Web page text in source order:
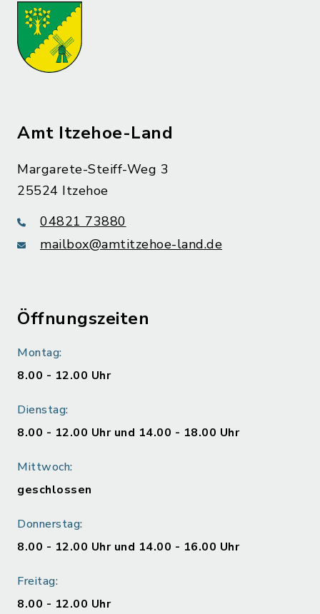
Amt Itzehoe-Land
Margarete-Steiff-Weg 3
25524 Itzehoe
04821 73880
mailbox@amtitzehoe-land.de
Öffnungszeiten
Montag:
8.00 - 12.00 Uhr
Dienstag:
8.00 - 12.00 Uhr und 14.00 - 18.00 Uhr
Mittwoch:
geschlossen
Donnerstag:
8.00 - 12.00 Uhr und 14.00 - 16.00 Uhr
Freitag:
8.00 - 12.00 Uhr